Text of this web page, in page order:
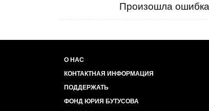
Произошла
О НАС
КОНТАКТНАЯ ИНФОРМАЦИЯ
ПОДДЕРЖАТЬ
ФОНД ЮРИЯ БУТУСОВА